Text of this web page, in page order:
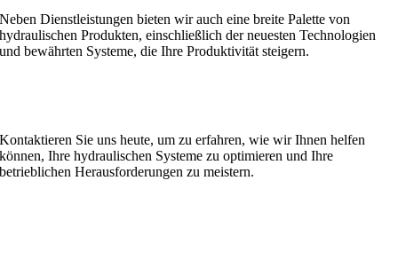
Neben Dienstleistungen bieten wir auch eine breite Palette von
hydraulischen Produkten, einschließlich der neuesten Technologien
und bewährten Systeme, die Ihre Produktivität steigern.
Kontaktieren Sie uns heute, um zu erfahren, wie wir Ihnen helfen
können, Ihre hydraulischen Systeme zu optimieren und Ihre
betrieblichen Herausforderungen zu meistern.